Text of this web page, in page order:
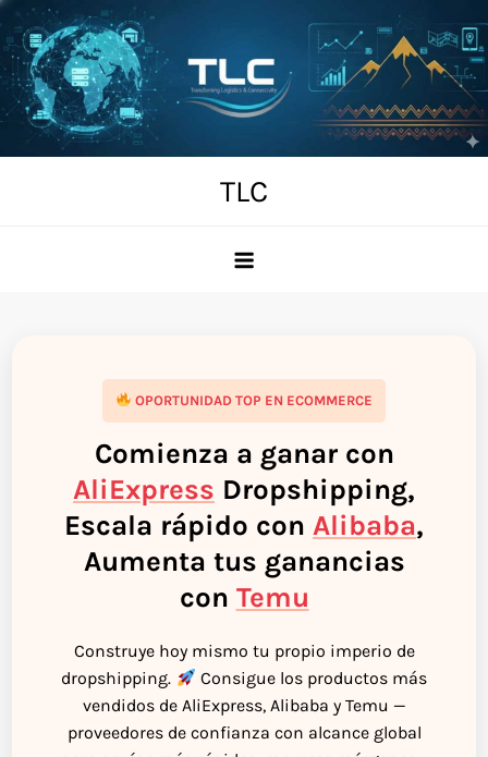
Skip
to
content
TLC
OPORTUNIDAD TOP EN ECOMMERCE
Comienza a ganar con
AliExpress Dropshipping,
Escala rápido con Alibaba,
Aumenta tus ganancias
con Temu
Construye hoy mismo tu propio imperio de
dropshipping.
Consigue los productos más
vendidos de AliExpress, Alibaba y Temu —
proveedores de confianza con alcance global